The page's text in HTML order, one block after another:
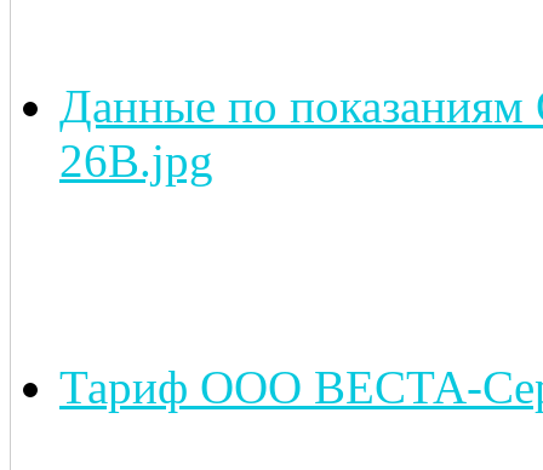
Данные по
26В.jpg
Тариф ООО ВЕСТА-